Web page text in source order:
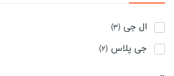
ال جی (3)
جی پلاس (2)